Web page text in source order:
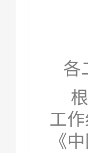
各
工
《